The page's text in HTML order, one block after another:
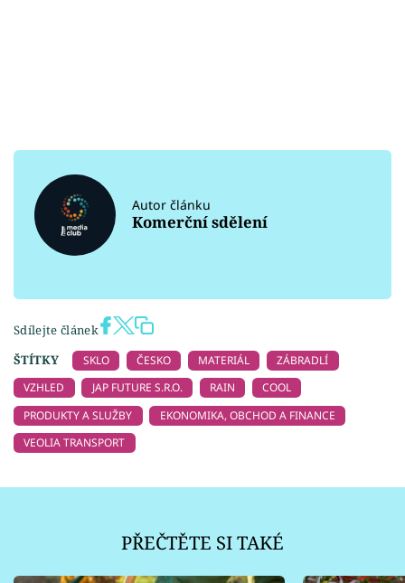
Autor článku
Komerční sdělení
Sdílejte článek
ŠTÍTKY
SKLO ČESKO MATERIÁL
ZÁBRADLÍ
VZHLED
JAP FUTURE S.R.O. RAIN
COOL
PRODUKTY A SLUŽBY
EKONOMIKA, OBCHOD A FINANCE
VEOLIA TRANSPORT
PŘEČTĚTE SI TAKÉ